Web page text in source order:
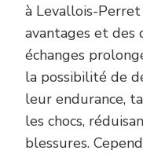
à Levallois-
avantages et des
échanges
la possibilité de
leur endurance,
les chocs,
blessures.